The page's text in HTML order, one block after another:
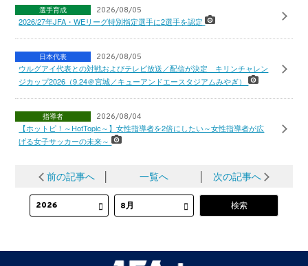
選手育成 2026/08/05
2026/27年JFA・WEリーグ特別指定選手に2選手を認定
日本代表 2026/08/05
ウルグアイ代表との対戦およびテレビ放送／配信が決定 キリンチャレン
ジカップ2026（9.24＠宮城／キューアンドエースタジアムみやぎ）
指導者 2026/08/04
【ホットピ！～HotTopic～】女性指導者を2倍にしたい～女性指導者が広
げる女子サッカーの未来～
前の記事へ 一覧へ 次の記事へ